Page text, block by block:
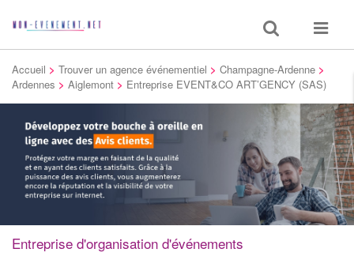
Toggle
search
Toggle
Accueil > Trouver un agence événementiel > Champagne-Ardenne >
Ardennes > Aiglemont > Entreprise EVENT&CO ART’GENCY (SAS)
Entreprise d'organisation d'événements